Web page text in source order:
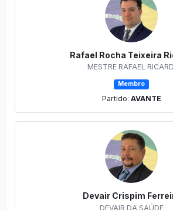
Rafael Rocha Teixeira
MESTRE RAFAEL
Membro
Partido: AVANTE
Devair Crispim
DEVAIR DA SAÚDE